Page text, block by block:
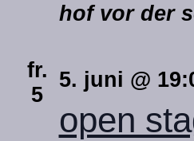
hof vor der
fr.
5
open
5. juni @